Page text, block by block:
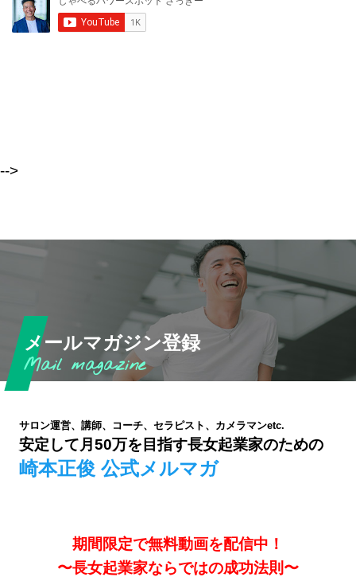
-->
メールマガジン登録
サロン運営、講師、コーチ、セラピスト、カメラマンetc.
安定して月50万を目指す長女起業家のための
崎本正俊 公式メルマガ
期間限定で無料動画を配信中！
〜長女起業家ならではの成功法則〜